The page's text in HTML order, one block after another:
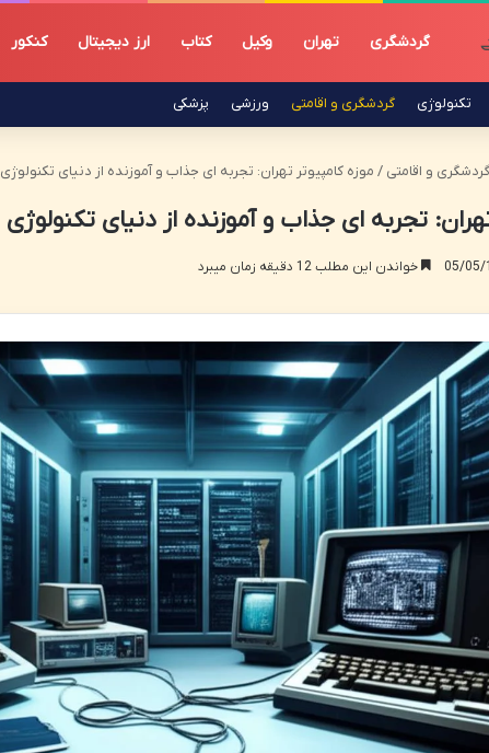
گردشگری تهران وکیل کتاب ارز دیجیتال کنکور
تکنولوژی گردشگری و اقامتی ورزشی پزشکی
گردشگری و اقامتی / موزه کامپیوتر تهران: تجربه ای جذاب و آموزنده از دنیای تکنولوژی
تجربه ای جذاب و آموزنده از دنیای تکنولوژی
خواندن این مطلب 12 دقیقه زمان میبرد